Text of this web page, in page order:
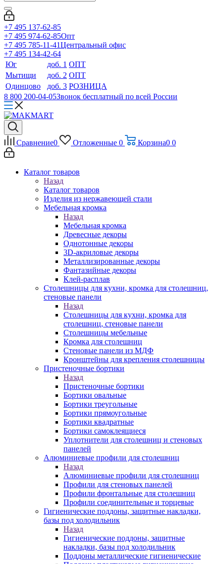
+7 495 137-62-85
+7 495 974-62-85Опт
+7 495 785-11-41Центральный офис
+7 495 134-42-64
Юг
доб. 1 ОПТ
Мытищи
доб. 2 ОПТ
Одинцово
доб. 3 РОЗНИЦА
8 800 200-04-05Звонок бесплатный по всей России
Сравнение0 Отложенные 0 Корзина0 0
Каталог товаров
Назад
Каталог товаров
Изделия из нержавеющей стали
Мебельная кромка
Назад
Мебельная кромка
Древесные декоры
Однотонные декоры
3D-акриловые декоры
Металлизированные декоры
Фантазийные декоры
Клей-расплав
Столешницы для кухни, кромка для столешниц,
стеновые панели
Назад
Столешницы для кухни, кромка для
столешниц, стеновые панели
Столешницы мебельные
Кромка для столешниц
Стеновые панели из МДФ
Кронштейны для крепления столешницы
Пристеночные бортики
Назад
Пристеночные бортики
Бортики овальные
Бортики треугольные
Бортики прямоугольные
Бортики квадратные
Бортики самоклеящиеся
Уплотнители для столешниц и стеновых
панелей
Алюминиевые профили для столешниц
Назад
Алюминиевые профили для столешниц
Профили для стеновых панелей
Профили фронтальные для столешниц
Профили соединительные и торцевые
Гигиенические поддоны, защитные накладки,
базы под холодильник
Назад
Гигиенические поддоны, защитные
накладки, базы под холодильник
Поддоны металлические гигиенические